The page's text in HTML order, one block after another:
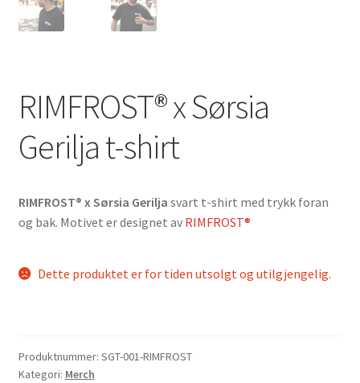
RIMFROST® x Sørsia
Gerilja t-shirt
RIMFROST® x Sørsia Gerilja svart t-shirt med trykk foran
og bak. Motivet er designet av RIMFROST®
Dette produktet er for tiden utsolgt og utilgjengelig.
Produktnummer: SGT-001-RIMFROST
Kategori: Merch